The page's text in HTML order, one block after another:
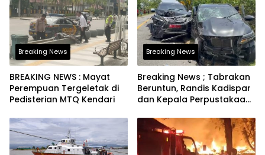
Breaking News
BREAKING NEWS : Mayat
Perempuan Tergeletak di
Pedisterian MTQ Kendari
Breaking News
Breaking News ; Tabrakan
Beruntun, Randis Kadispar
dan Kepala Perpustakaan